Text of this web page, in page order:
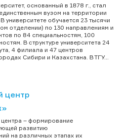
основанный в 1878 г., стал
вузом на территории
университете обучается 23 тысячи
отделении) по 130 направлениям и
по 84 специальностям, 100
В структуре университета 24
4 филиала и 47 центров
Сибири и Казахстана. В ТГУ...
центр
– формирование
развитию
на различных этапах их